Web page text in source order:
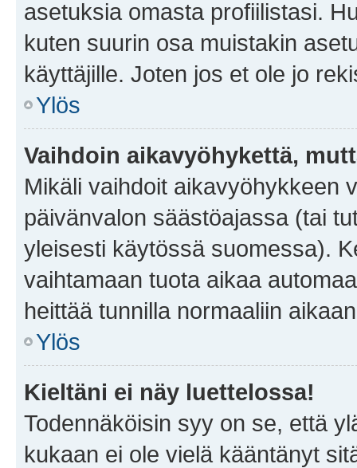
asetuksia omasta profiilistasi.
kuten suurin osa muistakin
käyttäjille. Joten jos et ole jo
Ylös
Vaihdoin aikavyöhykettä,
Mikäli vaihdoit aikavyöhykkeen
päivänvalon säästöajassa (tai
yleisesti käytössä suomessa).
vaihtamaan tuota aikaa
heittää tunnilla normaaliin
Ylös
Kieltäni ei näy luettelossa!
Todennäköisin syy on se, että
kukaan ei ole vielä kääntänyt